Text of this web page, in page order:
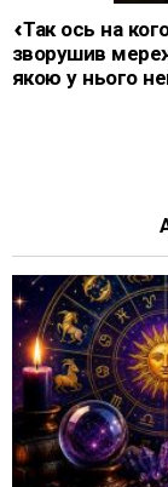
«Так ось на
зворушив
якою у нього